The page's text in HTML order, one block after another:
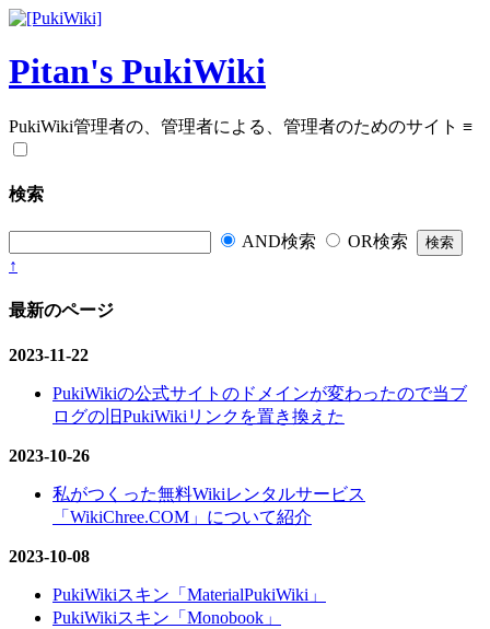
Pitan's PukiWiki
PukiWiki管理者の、管理者による、管理者のためのサイト ≡
検索
AND検索
OR検索
↑
最新のページ
2023-11-22
PukiWikiの公式サイトのドメインが変わったので当ブ
ログの旧PukiWikiリンクを置き換えた
2023-10-26
私がつくった無料Wikiレンタルサービス
「WikiChree.COM」について紹介
2023-10-08
PukiWikiスキン「MaterialPukiWiki」
PukiWikiスキン「Monobook」